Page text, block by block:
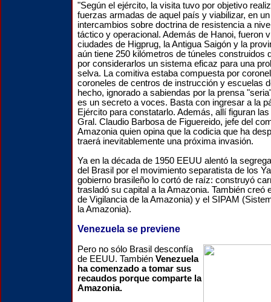
"Según el ejército, la visita tuvo por objetivo
fuerzas armadas de aquel país y viabilizar, en
intercambios sobre doctrina de resistencia a
táctico y operacional. Además de Hanoi, fueron
ciudades de Higprug, la Antigua Saigón y la
aún tiene 250 kilómetros de túneles construidos
por considerarlos un sistema eficaz para una
selva. La comitiva estaba compuesta por
coroneles de centros de instrucción y escuelas
hecho, ignorado a sabiendas por la prensa
es un secreto a voces. Basta con ingresar a la
Ejército para constatarlo. Además, allí figuran
Gral. Claudio Barbosa de Figuereido, jefe del
Amazonia quien opina que la codicia que ha
traerá inevitablemente una próxima invasión.
Ya en la década de 1950 EEUU alentó la
del Brasil por el movimiento separatista de los
gobierno brasileño lo cortó de raíz: construyó
trasladó su capital a la Amazonia. También creó
de Vigilancia de la Amazonia) y el SIPAM
la Amazonia).
Venezuela se previene
Pero no sólo Brasil desconfía
de EEUU. También Venezuela
ha comenzado a tomar sus
recaudos porque comparte la
Amazonia.